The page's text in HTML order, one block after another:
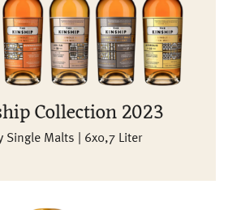
Collection 2023
Single Malts | 6x0,7 Liter